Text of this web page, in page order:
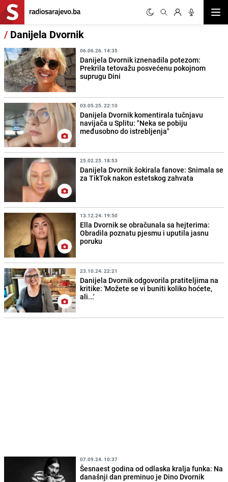
/ Danijela Dvornik
06.06.26. 14:35
Danijela Dvornik iznenadila potezom:
Prekrila tetovažu posvećenu pokojnom
suprugu Dini
03.05.25. 22:10
Danijela Dvornik komentirala tučnjavu
navijača u Splitu: "Neka se pobiju
međusobno do istrebljenja"
25.02.25. 18:53
Danijela Dvornik šokirala fanove: Snimala se
za TikTok nakon estetskog zahvata
13.12.24. 19:50
Ella Dvornik se obračunala sa hejterima:
Obradila poznatu pjesmu i uputila jasnu
poruku
23.10.24. 22:21
Danijela Dvornik odgovorila pratiteljima na
kritike: 'Možete se vi buniti koliko hoćete,
ali...'
07.09.24. 10:37
Šesnaest godina od odlaska kralja funka: Na
današnji dan preminuo je Dino Dvornik